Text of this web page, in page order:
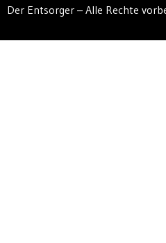
Der Entsorger – Alle Rechte